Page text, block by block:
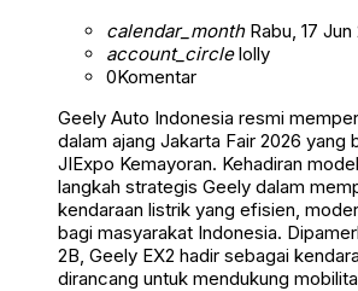
calendar_monthRabu, 17 Jun
account_circlelolly
0Komentar
Geely Auto Indonesia resmi
dalam ajang Jakarta Fair 2026 yang
JIExpo Kemayoran. Kehadiran
langkah strategis Geely dalam
kendaraan listrik yang efisien,
bagi masyarakat Indonesia.
2B, Geely EX2 hadir sebagai
dirancang untuk mendukung